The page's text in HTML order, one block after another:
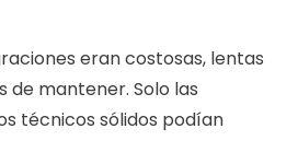
eran costosas, lentas
de mantener. Solo las
técnicos sólidos podían